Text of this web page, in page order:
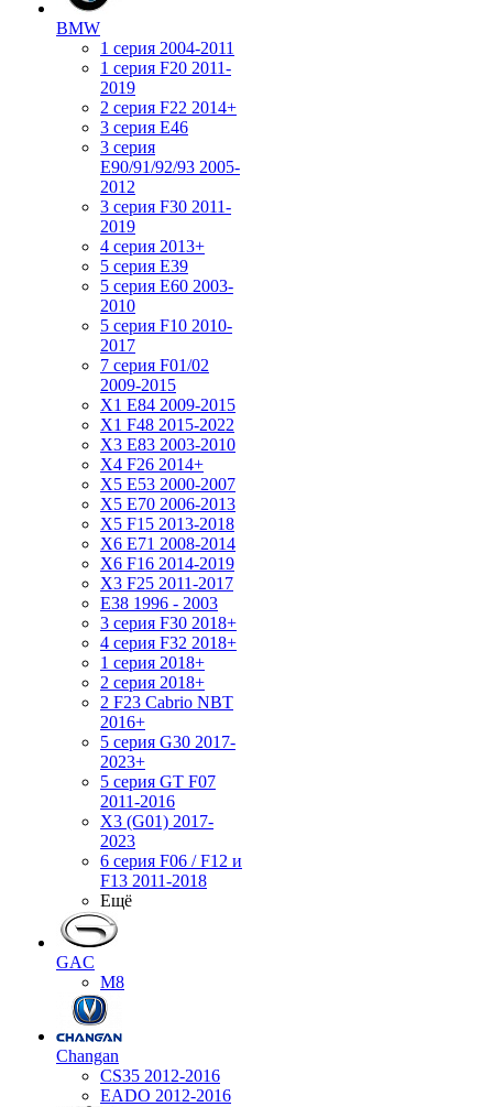
BMW
1 серия 2004-2011
1 серия F20 2011-
2019
2 серия F22 2014+
3 серия Е46
3 серия
E90/91/92/93 2005-
2012
3 серия F30 2011-
2019
4 серия 2013+
5 серия E39
5 серия E60 2003-
2010
5 серия F10 2010-
2017
7 серия F01/02
2009-2015
X1 E84 2009-2015
X1 F48 2015-2022
X3 E83 2003-2010
X4 F26 2014+
X5 E53 2000-2007
X5 E70 2006-2013
X5 F15 2013-2018
X6 E71 2008-2014
X6 F16 2014-2019
X3 F25 2011-2017
E38 1996 - 2003
3 серия F30 2018+
4 серия F32 2018+
1 серия 2018+
2 серия 2018+
2 F23 Cabrio NBT
2016+
5 серия G30 2017-
2023+
5 серия GT F07
2011-2016
X3 (G01) 2017-
2023
6 серия F06 / F12 и
F13 2011-2018
Ещё
GAC
M8
Changan
CS35 2012-2016
EADO 2012-2016